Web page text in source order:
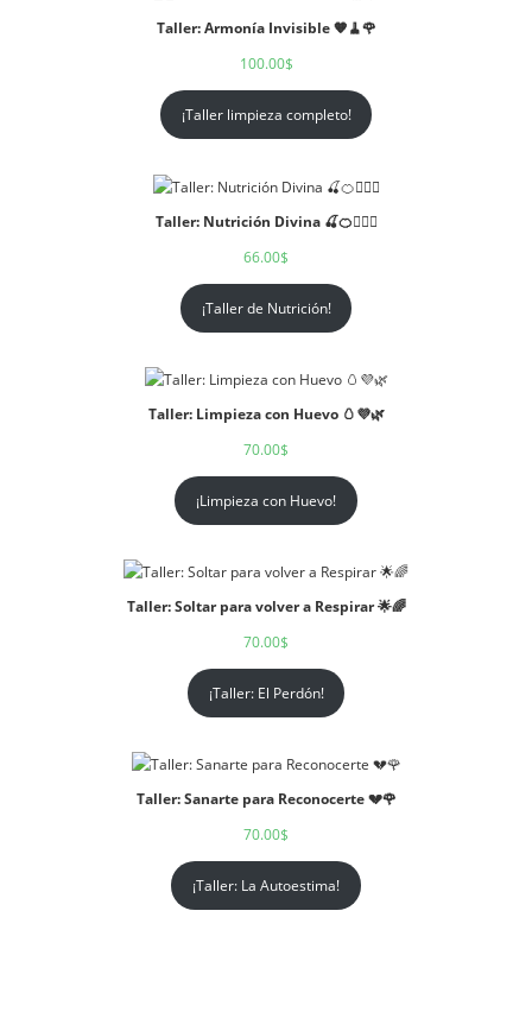
Taller: Armonía Invisible 🧡🧹🌹
100.00$
¡Taller limpieza completo!
Taller: Nutrición Divina 🍒🍊🧘🏻‍♀️
66.00$
¡Taller de Nutrición!
Taller: Limpieza con Huevo 🥚💜🌿
70.00$
¡Limpieza con Huevo!
Taller: Soltar para volver a Respirar 🌟🌈
70.00$
¡Taller: El Perdón!
Taller: Sanarte para Reconocerte 💔🌹
70.00$
¡Taller: La Autoestima!